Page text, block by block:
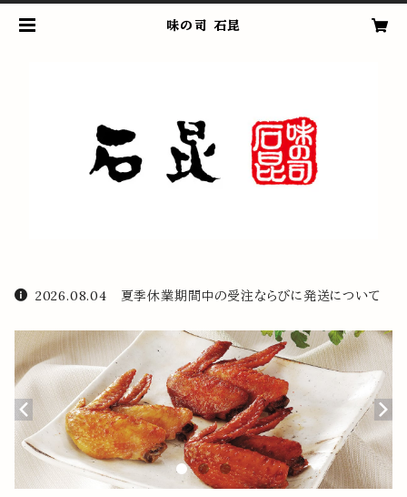
味の司 石昆
2026.08.04 夏季休業期間中の受注ならびに発送について